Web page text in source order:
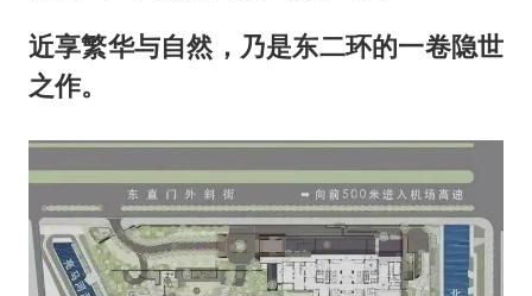
近享繁华与自然，乃是东二环的一卷隐世
之作。